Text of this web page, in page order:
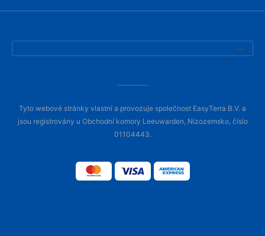
Tyto webové stránky vlastní a provozuje společnost EasyTerra B.V. a
jsou registrovány u Obchodní komory Leeuwarden, Nizozemsko, číslo
01104443.